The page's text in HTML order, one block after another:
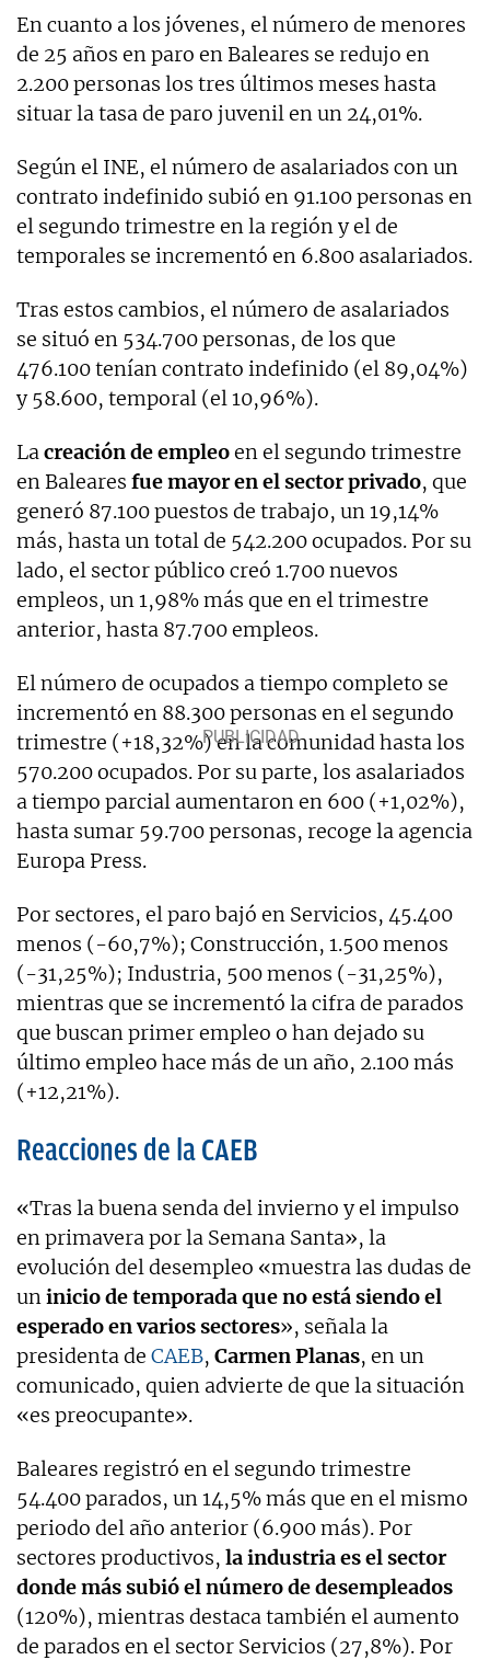
En cuanto a los jóvenes, el número de menores
de 25 años en paro en Baleares se redujo en
2.200 personas los tres últimos meses hasta
situar la tasa de paro juvenil en un 24,01%.
Según el INE, el número de asalariados con un
contrato indefinido subió en 91.100 personas en
el segundo trimestre en la región y el de
temporales se incrementó en 6.800 asalariados.
Tras estos cambios, el número de asalariados
se situó en 534.700 personas, de los que
476.100 tenían contrato indefinido (el 89,04%)
y 58.600, temporal (el 10,96%).
Lacreación de empleoen el segundo trimestre
en Baleares fue mayor en el sector privado, que
generó 87.100 puestos de trabajo, un 19,14%
más, hasta un total de 542.200 ocupados. Por su
lado, el sector público creó 1.700 nuevos
empleos, un 1,98% más que en el trimestre
anterior, hasta 87.700 empleos.
El número de ocupados a tiempo completo se
incrementó en 88.300 personas en el segundo
trimestre (+18,32%) en la comunidad hasta los
570.200 ocupados. Por su parte, los asalariados
a tiempo parcial aumentaron en 600 (+1,02%),
hasta sumar 59.700 personas, recoge la agencia
Europa Press.
Por sectores, el paro bajó en Servicios, 45.400
menos (-60,7%); Construcción, 1.500 menos
(-31,25%); Industria, 500 menos (-31,25%),
mientras que se incrementó la cifra de parados
que buscan primer empleo o han dejado su
último empleo hace más de un año, 2.100 más
(+12,21%).
Reacciones de la CAEB
«Tras la buena senda del invierno y el impulso
en primavera por la Semana Santa», la
evolución del desempleo «muestra las dudas de
uninicio de temporada que no está siendo el
esperado en varios sectores», señala la
presidenta de CAEB, Carmen Planas, en un
comunicado, quien advierte de que la situación
«es preocupante».
Baleares registró en el segundo trimestre
54.400 parados, un 14,5% más que en el mismo
periodo del año anterior (6.900 más). Por
sectores productivos, la industria es el sector
donde más subió el número de desempleados
(120%), mientras destaca también el aumento
de parados en el sector Servicios (27,8%). Por